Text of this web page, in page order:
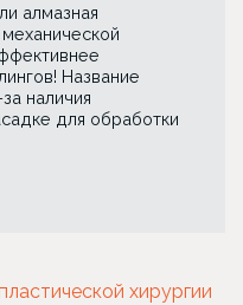
алмазная
Название
наличия
для обработки